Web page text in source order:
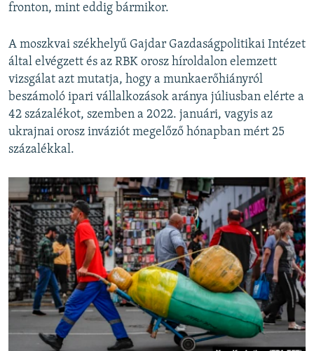
fronton, mint eddig bármikor.
A moszkvai székhelyű Gajdar Gazdaságpolitikai Intézet
által elvégzett és az RBK orosz híroldalon elemzett
vizsgálat azt mutatja, hogy a munkaerőhiányról
beszámoló ipari vállalkozások aránya júliusban elérte a
42 százalékot, szemben a 2022. januári, vagyis az
ukrajnai orosz inváziót megelőző hónapban mért 25
százalékkal.